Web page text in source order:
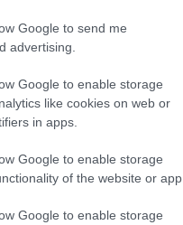
Google to send me
advertising.
Google to enable storage
like cookies on web or
in apps.
Google to enable storage
of the website or app.
Google to enable storage